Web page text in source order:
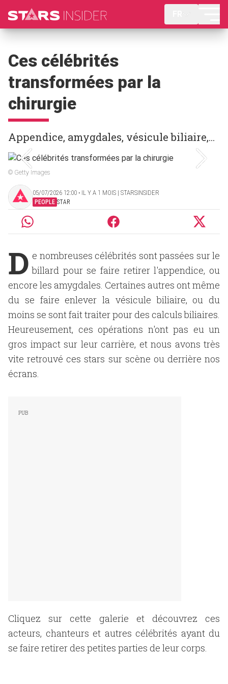
Ces célébrités
transformées par la
chirurgie
Appendice, amygdales, vésicule biliaire,...
© Getty Images
05/07/2026 12:00 ‧ IL Y A 1 MOIS | STARSINSIDER
PEOPLE STAR
D e nombreuses célébrités sont passées sur le
billard pour se faire retirer l'appendice, ou
encore les amygdales. Certaines autres ont même
du se faire enlever la vésicule biliaire, ou du
moins se sont fait traiter pour des calculs biliaires.
Heureusement, ces opérations n'ont pas eu un
gros impact sur leur carrière, et nous avons très
vite retrouvé ces stars sur scène ou derrière nos
écrans.
Cliquez sur cette galerie et découvrez ces
acteurs, chanteurs et autres célébrités ayant du
se faire retirer des petites parties de leur corps.